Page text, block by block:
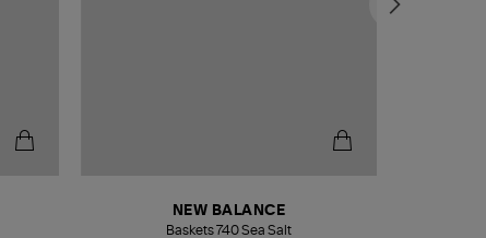
NEW BALANCE
Baskets 740 Sea Salt